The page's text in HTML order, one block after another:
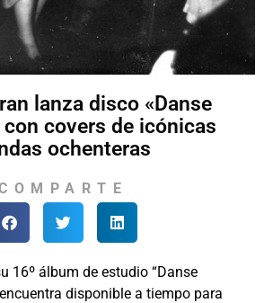
lanza disco «Danse
con covers de icónicas
ochenteras
16º álbum de estudio “Danse
disponible a tiempo para